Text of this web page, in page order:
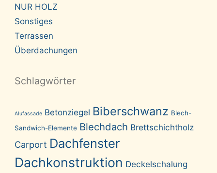
NUR HOLZ
Sonstiges
Terrassen
Überdachungen
Schlagwörter
Alufassade Betonziegel Biberschwanz Blech-
Sandwich-Elemente Blechdach Brettschichtholz
Carport Dachfenster
Dachkonstruktion Deckelschalung